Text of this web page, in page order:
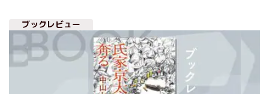
ブックレビュー